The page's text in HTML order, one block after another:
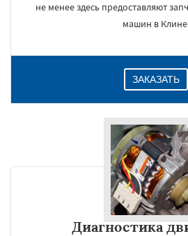
не менее здесь предоставляют
машин в
ЗАКАЗАТЬ
Диагностика